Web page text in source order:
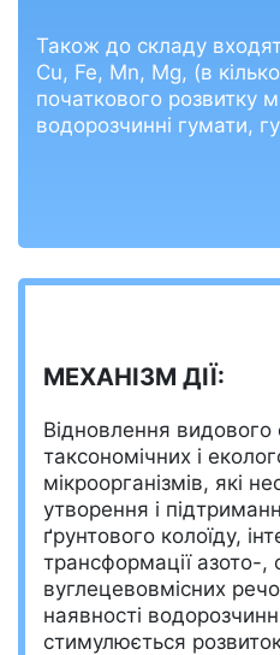
Також до складу
Cu, Fe, Mn, Mg, (в
початкового розвитку
водорозчинні гумати,
МЕХАНІЗМ ДІЇ:
Відновлення видового
таксономічних і
мікроорганізмів, які
утворення і
ґрунтового колоїду,
трансформації азото-,
вуглецевовмісних
наявності
стимулюється